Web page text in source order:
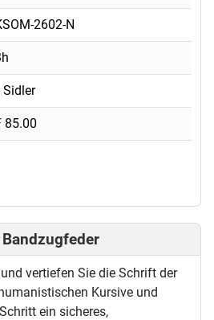
2602-N
Sidler
85.00
vertiefen Sie die Schrift der
Kursive und
ein sicheres,